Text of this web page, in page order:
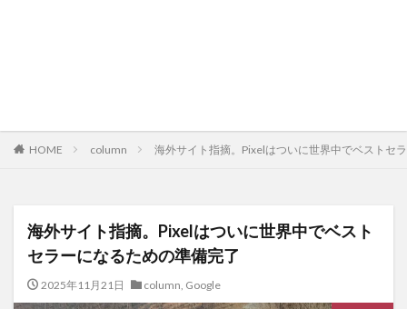
HOME column 海外サイト指摘。Pixelはついに世界中でベストセ
海外サイト指摘。Pixelはついに世界中でベスト
セラーになるための準備完了
2025年11月21日 column, Google